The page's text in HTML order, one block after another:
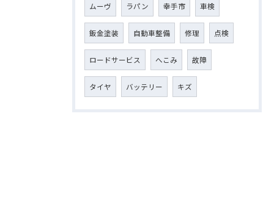
ムーヴ ラパン 幸手市 車検
鈑金塗装 自動車整備 修理 点検
ロードサービス へこみ 故障
タイヤ バッテリー キズ